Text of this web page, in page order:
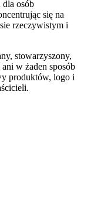
dla osób
się na
rzeczywistym i
stowarzyszony,
w żaden sposób
produktów, logo i